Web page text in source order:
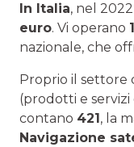
In Italia, nel
euro. Vi operano
nazionale, che
Proprio il settore
(prodotti e
contano 421, la
Navigazione